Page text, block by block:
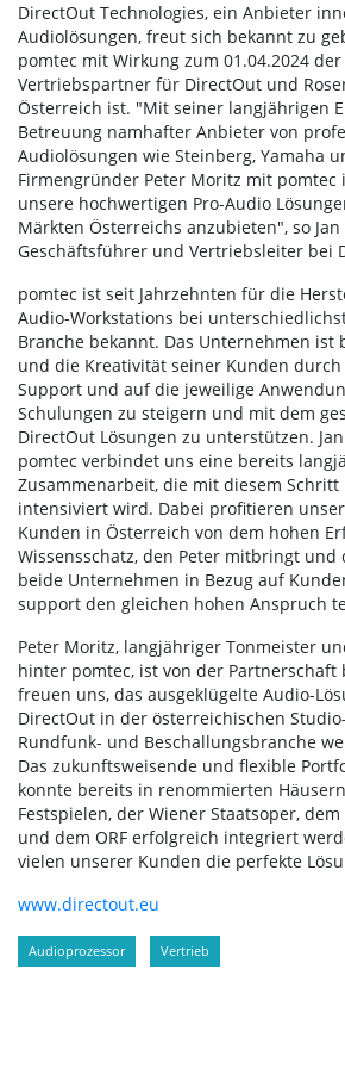
DirectOut Technologies, ein Anbieter
Audiolösungen, freut sich bekannt zu
pomtec mit Wirkung zum 01.04.2024
Vertriebspartner für DirectOut und
Österreich ist. "Mit seiner langjährigen
Betreuung namhafter Anbieter von
Audiolösungen wie Steinberg, Yamaha
Firmengründer Peter Moritz mit pomtec
unsere hochwertigen Pro-Audio
Märkten Österreichs anzubieten", so
Geschäftsführer und Vertriebsleiter bei
pomtec ist seit Jahrzehnten für die
Audio-Workstations bei
Branche bekannt. Das Unternehmen ist
und die Kreativität seiner Kunden
Support und auf die jeweilige
Schulungen zu steigern und mit dem
DirectOut Lösungen zu unterstützen.
pomtec verbindet uns eine bereits
Zusammenarbeit, die mit diesem Schritt
intensiviert wird. Dabei profitieren
Kunden in Österreich von dem hohen
Wissensschatz, den Peter mitbringt und
beide Unternehmen in Bezug auf
support den gleichen hohen Anspruch
Peter Moritz, langjähriger Tonmeister
hinter pomtec, ist von der Partnerschaft
freuen uns, das ausgeklügelte Audio-
DirectOut in der österreichischen
Rundfunk- und Beschallungsbranche
Das zukunftsweisende und flexible
konnte bereits in renommierten
Festspielen, der Wiener Staatsoper,
und dem ORF erfolgreich integriert
vielen unserer Kunden die perfekte
www.directout.eu
Audioprozessor Vertrieb